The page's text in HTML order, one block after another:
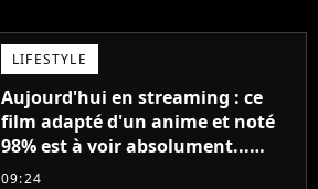
LIFESTYLE
Aujourd'hui en streaming : ce
film adapté d'un anime et noté
98% est à voir absolument...
sinon vous ne comprendrez plus
09:24